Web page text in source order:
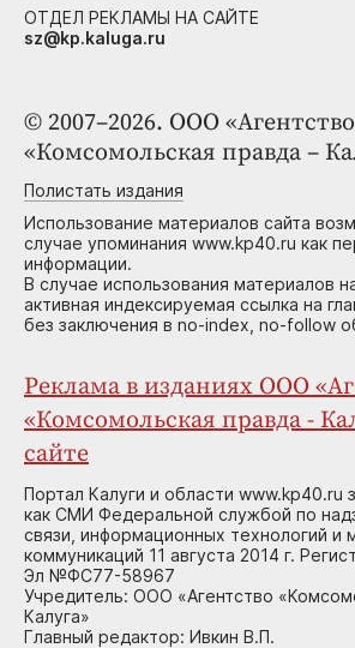
© 2007–2026. ООО «Агентство
«Комсомольская правда –
Полистать издания
Использование материалов сайта
случае упоминания www.kp40.ru как
информации.
В случае использования материалов
активная индексируемая ссылка на
без заключения в no-index, no-follow
Реклама в изданиях ООО
«Комсомольская правда -
сайте
Портал Калуги и области www.kp40.ru
как СМИ Федеральной службой по
связи, информационных технологий и
коммуникаций 11 августа 2014 г.
Эл №ФС77-58967
Учредитель: ООО «Агентство
Калуга»
Главный редактор: Ивкин В.П.
ОТДЕЛ РЕКЛАМЫ НА САЙТЕ
sz@kp.kaluga.ru